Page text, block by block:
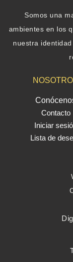
Somos una
ambientes en los
nuestra
Contacto
Iniciar
Lista de